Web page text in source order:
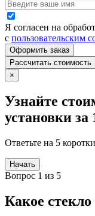
Я согласен на
с пользовательским
Оформить заказ
Рассчитать стоимость
×
Узнайте
установки за
Ответьте на 5
Начать
Вопрос 1 из 5
Какое стекло